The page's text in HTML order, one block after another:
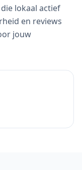
lokaal actief
en reviews
jouw